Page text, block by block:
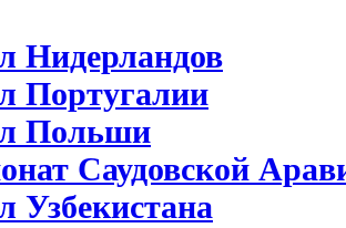
Нидерландов
Португалии
Польши
Саудовской
Узбекистана